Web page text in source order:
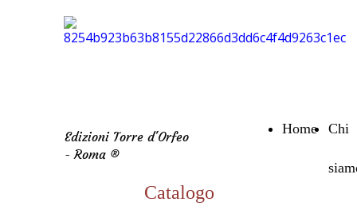
Home Chi
Edizioni Torre d'Orfeo
- Roma ®
Catalogo